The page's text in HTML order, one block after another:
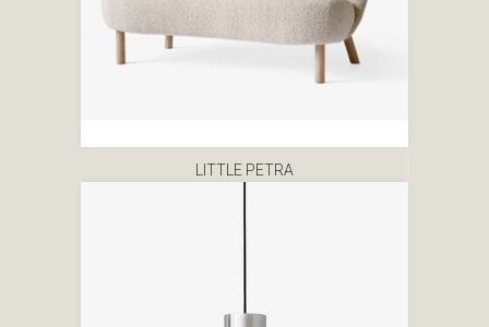
LITTLE PETRA